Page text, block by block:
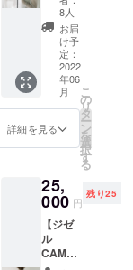
がらも
変わら
ぬ愛を
信じ続
けるジ
ゼルの
世界を
写真か
ら感じ
、部屋
に飾る
こと
も、大
切な誰
かへ愛
届けし
ます。
劇場に
舞台を
見に行
くよう
に、サ
ポート
してく
るオン
ライン
フォー
マンス
の映像
ム説明
First
Colletci
"Giselle
" より、
シース
ルー
トップ
スにな
らかい
透け感
のある
チュー
ル素
材、肩
8人
お届
け予
定：
2022
年06
月
詳細を見る
こ
の
リ
タ
ー
ン
を
選
択
す
る
25,
000 円
残り25
【ジゼ
ル
CAMPF